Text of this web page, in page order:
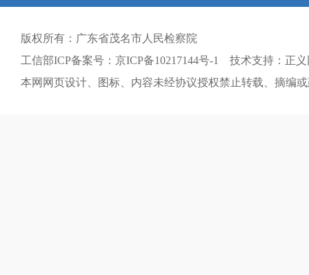
版权所有：广东省茂名市人民检察院
工信部ICP备案号：京ICP备10217144号-1 技术支持：正义
本网网页设计、图标、内容未经协议授权禁止转载、摘编